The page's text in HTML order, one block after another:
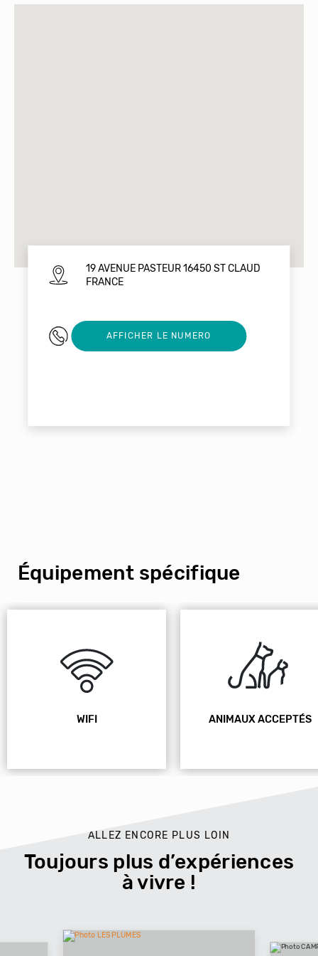
19 AVENUE PASTEUR 16450 ST CLAUD
FRANCE
05 45 71 30 11
AFFICHER LE NUMERO
Équipement spécifique
WIFI ANIMAUX ACCEPTÉS
ALLEZ ENCORE PLUS LOIN
Toujours plus d’expériences
à vivre !